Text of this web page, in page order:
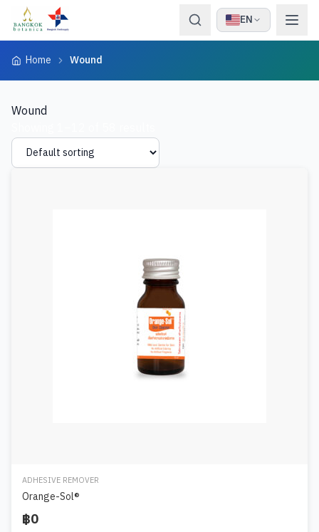
Skip to content
EN
Home Wound
Wound
ADHESIVE REMOVER
Orange-Sol®
฿0